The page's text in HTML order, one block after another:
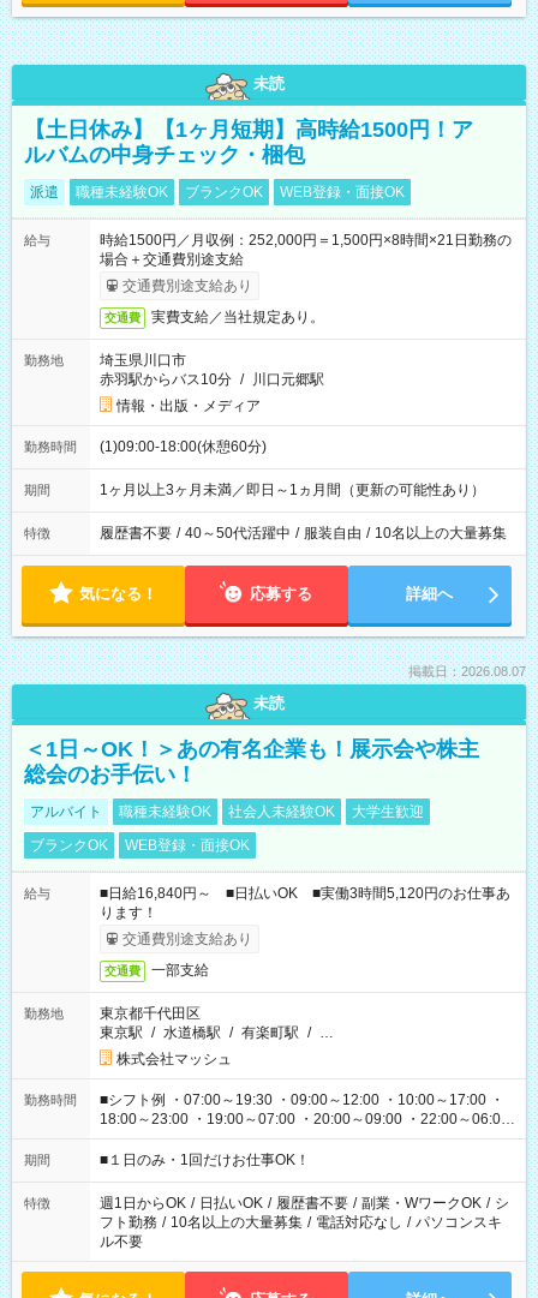
未読
【土日休み】【1ヶ月短期】高時給1500円！ア
ルバムの中身チェック・梱包
派遣 職種未経験OK ブランクOK WEB登録・面接OK
給与
時給1500円／月収例：252,000円＝1,500円×8時間×21日勤務の
場合＋交通費別途支給
交通費別途支給あり
交通費 実費支給／当社規定あり。
勤務地
埼玉県川口市
赤羽駅からバス10分 / 川口元郷駅
情報・出版・メディア
勤務時間 (1)09:00-18:00(休憩60分)
期間 1ヶ月以上3ヶ月未満／即日～1ヵ月間（更新の可能性あり）
特徴 履歴書不要 / 40～50代活躍中 / 服装自由 / 10名以上の大量募集
気になる！ 応募する 詳細へ
掲載日：2026.08.07
未読
＜1日～OK！＞あの有名企業も！展示会や株主
総会のお手伝い！
アルバイト 職種未経験OK 社会人未経験OK
大学生歓迎
ブランクOK
WEB登録・面接OK
給与
■日給16,840円～ ■日払いOK ■実働3時間5,120円のお仕事あ
ります！
交通費別途支給あり
交通費 一部支給
勤務地
東京都千代田区
東京駅 / 水道橋駅 / 有楽町駅 / …
株式会社マッシュ
勤務時間
■シフト例 ・07:00～19:30 ・09:00～12:00 ・10:00～17:00 ・
18:00～23:00 ・19:00～07:00 ・20:00～09:00 ・22:00～06:00
etc ★最短で3時間で5,120円のお仕事から 15時間で2万円近く稼
げるお仕事も！ ご希望のお時間に合わせてご紹介！ ※シフトは
ください！
期間 ■１日のみ・1回だけお仕事OK！
特徴 週1日からOK / 日払いOK / 履歴書不要 / 副業・WワークOK / シ
フト勤務 / 10名以上の大量募集 / 電話対応なし / パソコンスキ
ル不要